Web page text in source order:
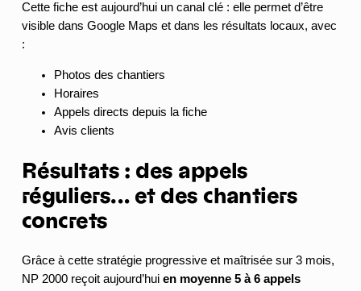
Cette fiche est aujourd’hui un canal clé : elle permet d’être
visible dans Google Maps et dans les résultats locaux, avec
:
Photos des chantiers
Horaires
Appels directs depuis la fiche
Avis clients
Résultats : des appels
réguliers… et des chantiers
concrets
Grâce à cette stratégie progressive et maîtrisée sur 3 mois,
NP 2000 reçoit aujourd’hui en moyenne 5 à 6 appels